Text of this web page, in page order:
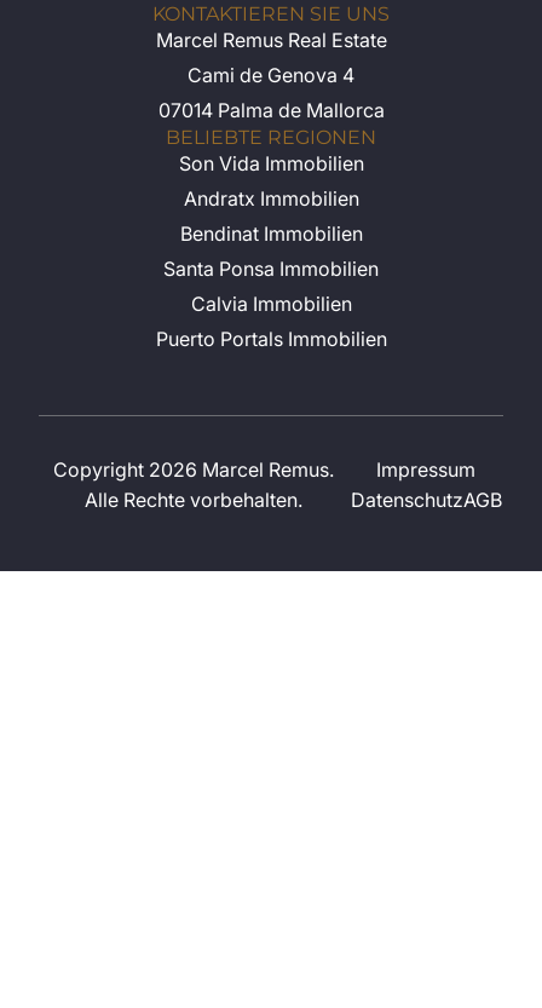
KONTAKTIEREN SIE UNS
Marcel Remus Real Estate
Cami de Genova 4
07014 Palma de Mallorca
BELIEBTE REGIONEN
Son Vida Immobilien
Andratx Immobilien
Bendinat Immobilien
Santa Ponsa Immobilien
Calvia Immobilien
Puerto Portals Immobilien
Copyright 2026 Marcel Remus.
Alle Rechte vorbehalten.
Impressum
DatenschutzAGB